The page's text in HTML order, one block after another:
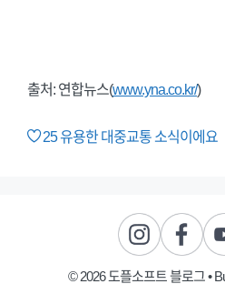
출처: 연합뉴스(www.yna.co.kr/)
25유용한 대중교통 소식이에요
© 2026 도플소프트 블로그•